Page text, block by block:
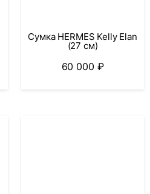
Сумка HERMES Kelly Elan
(27 см)
60 000 ₽